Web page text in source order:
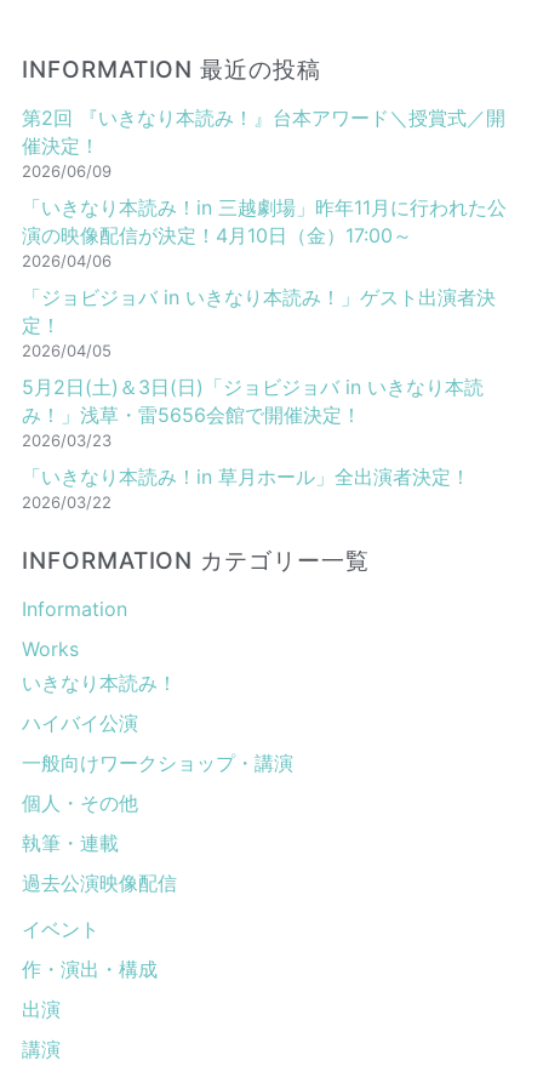
INFORMATION 最近の投稿
第2回 『いきなり本読み！』台本アワード＼授賞式／開
催決定！
2026/06/09
「いきなり本読み！in 三越劇場」昨年11月に行われた公
演の映像配信が決定！4月10日（金）17:00～
2026/04/06
「ジョビジョバ in いきなり本読み！」ゲスト出演者決
定！
2026/04/05
5月2日(土)＆3日(日)「ジョビジョバ in いきなり本読
み！」浅草・雷5656会館で開催決定！
2026/03/23
「いきなり本読み！in 草月ホール」全出演者決定！
2026/03/22
INFORMATION カテゴリー一覧
Information
Works
いきなり本読み！
ハイバイ公演
一般向けワークショップ・講演
個人・その他
執筆・連載
過去公演映像配信
イベント
作・演出・構成
出演
講演